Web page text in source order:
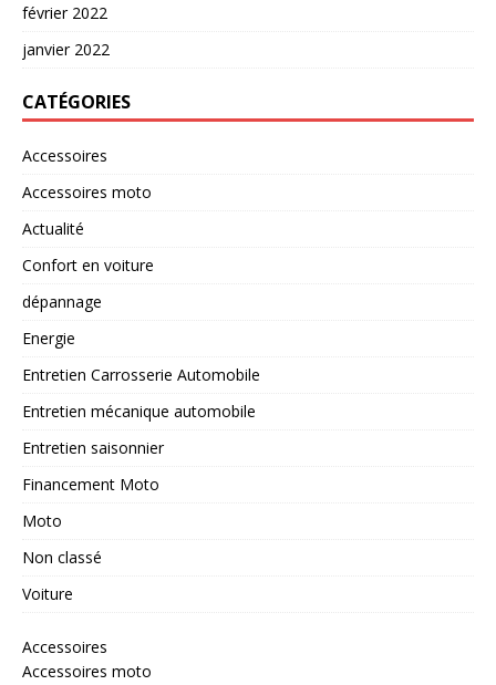
février 2022
janvier 2022
CATÉGORIES
Accessoires
Accessoires moto
Actualité
Confort en voiture
dépannage
Energie
Entretien Carrosserie Automobile
Entretien mécanique automobile
Entretien saisonnier
Financement Moto
Moto
Non classé
Voiture
Accessoires
Accessoires moto